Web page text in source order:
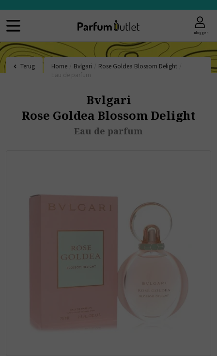
Inloggen
Terug Home Bvlgari Rose Goldea Blossom Delight
Bvlgari
Rose Goldea Blossom Delight
Eau de parfum